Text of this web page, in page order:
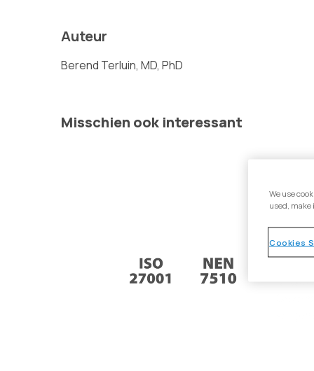
Auteur
Berend Terluin, MD, PhD
Misschien ook interessant
Bij
We use
used, make
Cookies